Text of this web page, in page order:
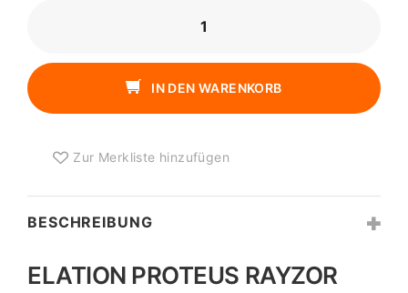
760
MENGE
IN DEN WARENKORB
Zur Merkliste hinzufügen
BESCHREIBUNG
ELATION PROTEUS RAYZOR